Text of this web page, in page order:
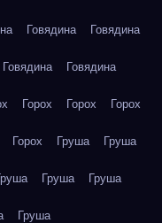
Говядина Говядина
Говядина Говядина
Горох Горох Горох
Горох Груша Груша
Груша Груша
Груша